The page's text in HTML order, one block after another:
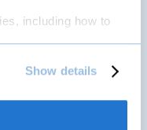
including how to
Show details